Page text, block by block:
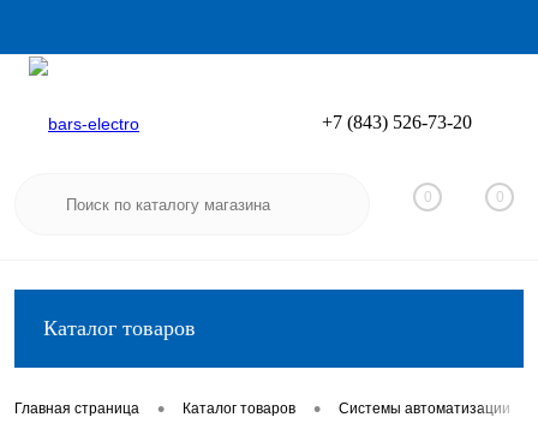
Вход
+7 (843) 526-73-20
0 0
Каталог товаров
Главная страница • Каталог товаров • Системы автоматизации